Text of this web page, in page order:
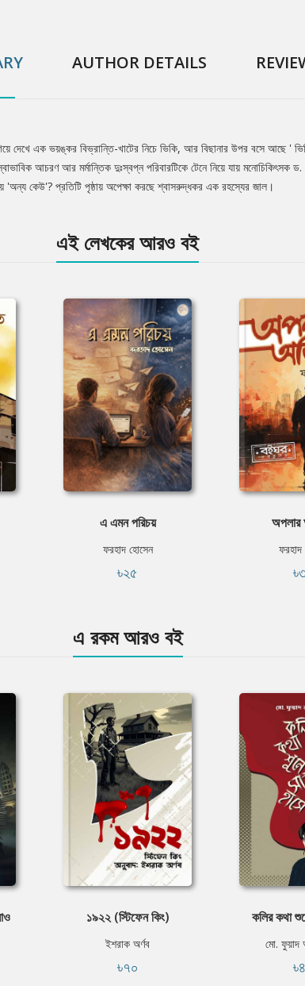
AUTHOR DETAILS
দেখে এক ভয়ঙ্কর বিভ্রান্তি-খাটের নিচে ভিকি, আর বিছানার উপর বসে
আচরণ আর মর্মান্তিক দুঃস্বপ্ন পরিবারটিকে টেনে নিয়ে যায়
'অন্য কেউ'? প্রতিটি পৃষ্ঠায় অপেক্ষা করছে শ্বাসরুদ্ধকর এক রহস্যের জাল।
এই লেখকের আরও বই
এ এমন পরিচয়
ফরহাদ হোসেন
৳২৫
অপলার
এ রকম আরও বই
১৯২২ (স্টিফেন কিং)
ইশরাক অর্ণব
৳৭০
কলির কথা
মো. ফুয়াদ